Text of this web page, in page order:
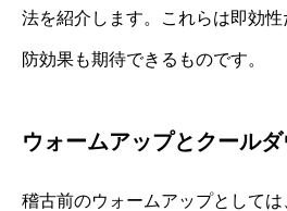
法を紹介します。これらは即効
防効果も期待できるものです。
ウォームアップとクール
稽古前のウォームアップとしては